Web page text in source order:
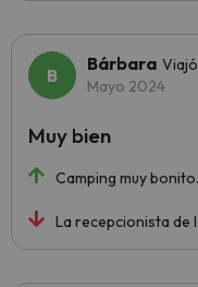
Bárbara
Mayo 2024
Camping muy
La recepcionista de
Muy bien